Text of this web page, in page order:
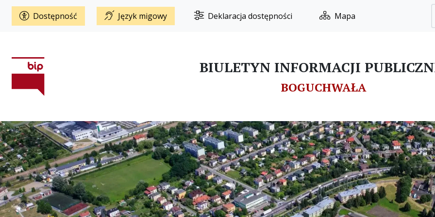
Dostępność Język migowy Deklaracja dostępności Mapa
BIULETYN INFORMACJI
BOGUCHWAŁA